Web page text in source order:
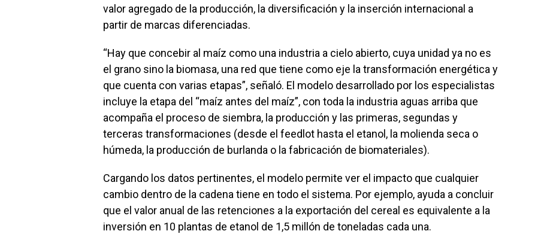
valor agregado de la producción, la diversificación y la inserción internacional a
partir de marcas diferenciadas.
“Hay que concebir al maíz como una industria a cielo abierto, cuya unidad ya no es
el grano sino la biomasa, una red que tiene como eje la transformación energética y
que cuenta con varias etapas”, señaló. El modelo desarrollado por los especialistas
incluye la etapa del “maíz antes del maíz”, con toda la industria aguas arriba que
acompaña el proceso de siembra, la producción y las primeras, segundas y
terceras transformaciones (desde el feedlot hasta el etanol, la molienda seca o
húmeda, la producción de burlanda o la fabricación de biomateriales).
Cargando los datos pertinentes, el modelo permite ver el impacto que cualquier
cambio dentro de la cadena tiene en todo el sistema. Por ejemplo, ayuda a concluir
que el valor anual de las retenciones a la exportación del cereal es equivalente a la
inversión en 10 plantas de etanol de 1,5 millón de toneladas cada una.